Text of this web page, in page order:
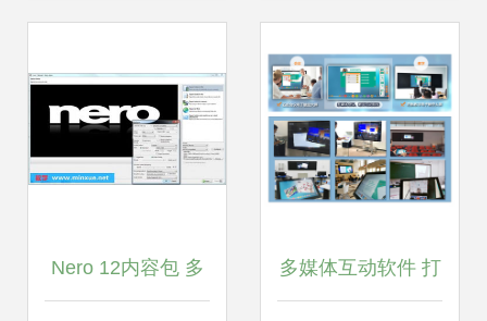
——多媒体软件的
破局与重构
Nero 12内容包 多 多媒体互动软件 打